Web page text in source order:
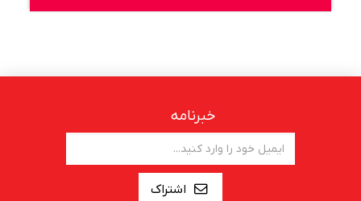
خبرنامه
اشتراک